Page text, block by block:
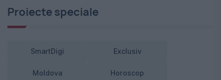
Proiecte speciale
SmartDigi Exclusiv
Moldova Horoscop